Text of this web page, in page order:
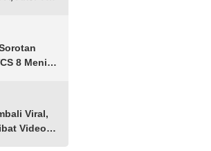
8 Menit
Viral,
Video